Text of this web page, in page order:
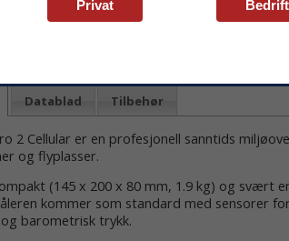
Privat Bedrift
Datablad Tilbehør
2 Cellular er en profesjonell sanntids
og flyplasser.
(145 x 200 x 80 mm, 1.9 kg) og
kommer som standard med sensorer
barometrisk trykk.